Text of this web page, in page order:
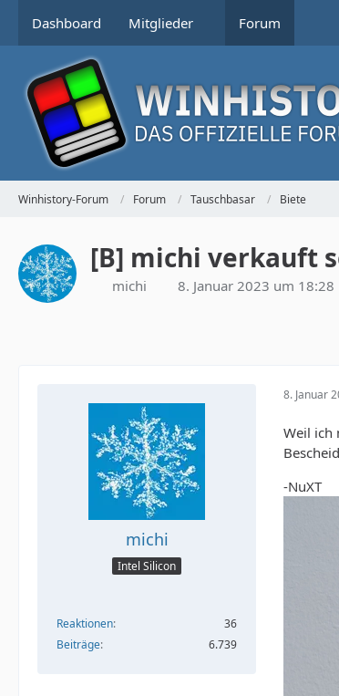
Dashboard Mitglieder Forum
Winhistory-Forum Forum Tauschbasar Biete
[B] michi verkauft
michi 8. Januar 2023 um 18:28
michi
Intel Silicon
Reaktionen
36
Beiträge
6.739
8. Januar
Weil ich
-NuXT